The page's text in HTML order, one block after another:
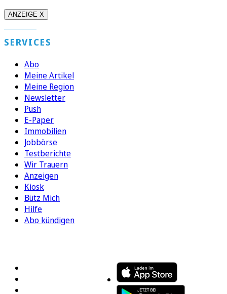
ANZEIGE X
SERVICES
Abo
Meine Artikel
Meine Region
Newsletter
Push
E-Paper
Immobilien
Jobbörse
Testberichte
Wir Trauern
Anzeigen
Kiosk
Bütz Mich
Hilfe
Abo kündigen